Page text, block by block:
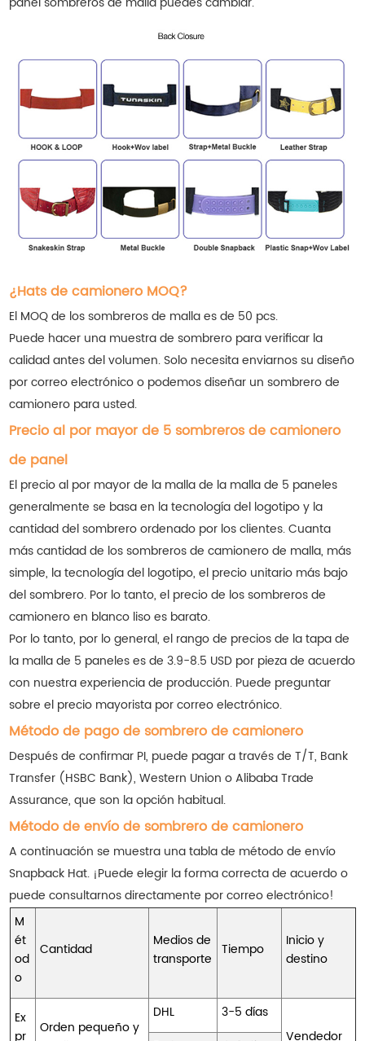
¿Hats de camionero MOQ?
El MOQ de los sombreros de malla es de 50 pcs.
Puede hacer una muestra de sombrero para verificar la
calidad antes del volumen. Solo necesita enviarnos su diseño
por correo electrónico o podemos diseñar un sombrero de
camionero para usted.
Precio al por mayor de 5 sombreros de camionero
de panel
El precio al por mayor de la malla de la malla de 5 paneles
generalmente se basa en la tecnología del logotipo y la
cantidad del sombrero ordenado por los clientes. Cuanta
más cantidad de los sombreros de camionero de malla, más
simple, la tecnología del logotipo, el precio unitario más bajo
del sombrero. Por lo tanto, el precio de los sombreros de
camionero en blanco liso es barato.
Por lo tanto, por lo general, el rango de precios de la tapa de
la malla de 5 paneles es de 3.9-8.5 USD por pieza de acuerdo
con nuestra experiencia de producción. Puede preguntar
sobre el precio mayorista por correo electrónico.
Método de pago de sombrero de camionero
Después de confirmar PI, puede pagar a través de T/T, Bank
Transfer (HSBC Bank), Western Union o Alibaba Trade
Assurance, que son la opción habitual.
Método de envío de sombrero de camionero
A continuación se muestra una tabla de método de envío
Snapback Hat. ¡Puede elegir la forma correcta de acuerdo o
puede consultarnos directamente por correo electrónico!
M
ét
od
o
Cantidad
Medios de
transporte
Tiempo
Inicio y
destino
Ex
pr
Orden pequeño y
DHL
3-5 días
Vendedor